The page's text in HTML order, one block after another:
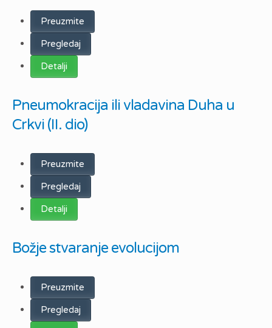
Preuzmite
Pregledaj
Detalji
Pneumokracija ili vladavina Duha u
Crkvi (II. dio)
Preuzmite
Pregledaj
Detalji
Božje stvaranje evolucijom
Preuzmite
Pregledaj